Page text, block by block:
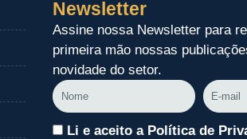
Newsletter
Assine nossa Newsletter para
primeira mão nossas
novidade do setor.
Nome
E-
mail
Li e aceito a Política de